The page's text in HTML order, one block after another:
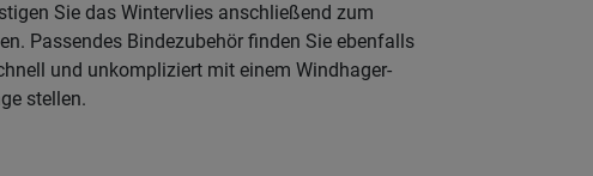
Sie das Wintervlies anschließend zum
Passendes Bindezubehör finden Sie ebenfalls
und unkompliziert mit einem Windhager-
stellen.